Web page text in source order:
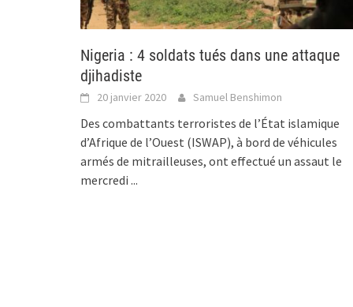
Nigeria : 4 soldats tués dans une attaque
djihadiste
20 janvier 2020 Samuel Benshimon
Des combattants terroristes de l’État islamique
d’Afrique de l’Ouest (ISWAP), à bord de véhicules
armés de mitrailleuses, ont effectué un assaut le
mercredi ...